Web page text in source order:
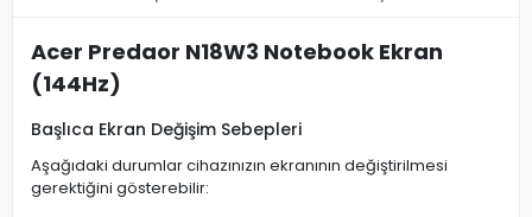
Acer Predaor N18W3 Notebook Ekran
(144Hz)
Başlıca Ekran Değişim Sebepleri
Aşağıdaki durumlar cihazınızın ekranının değiştirilmesi
gerektiğini gösterebilir: